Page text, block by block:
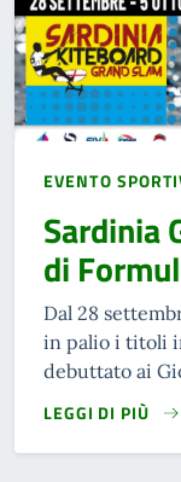
EVENTO
Sardinia
di
Dal 28
in palio i titoli
debuttato ai
LEGGI DI PIÙ